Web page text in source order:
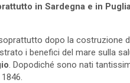
in Sardegna e in
dopo la costruzione
i benefici del mare sulla
. Dopodiché sono nati